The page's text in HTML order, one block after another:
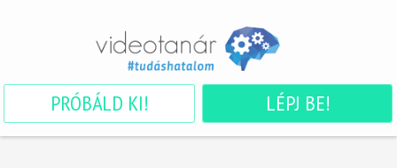
PRÓBÁLD KI! LÉPJ BE!